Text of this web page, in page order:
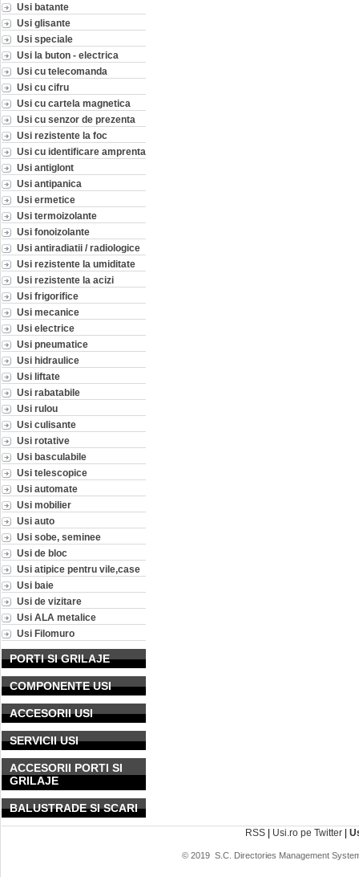
Usi batante
Usi glisante
Usi speciale
Usi la buton - electrica
Usi cu telecomanda
Usi cu cifru
Usi cu cartela magnetica
Usi cu senzor de prezenta
Usi rezistente la foc
Usi cu identificare amprenta
Usi antiglont
Usi antipanica
Usi ermetice
Usi termoizolante
Usi fonoizolante
Usi antiradiatii / radiologice
Usi rezistente la umiditate
Usi rezistente la acizi
Usi frigorifice
Usi mecanice
Usi electrice
Usi pneumatice
Usi hidraulice
Usi liftate
Usi rabatabile
Usi rulou
Usi culisante
Usi rotative
Usi basculabile
Usi telescopice
Usi automate
Usi mobilier
Usi auto
Usi sobe, seminee
Usi de bloc
Usi atipice pentru vile,case
Usi baie
Usi de vizitare
Usi ALA metalice
Usi Filomuro
PORTI SI GRILAJE
COMPONENTE USI
ACCESORII USI
SERVICII USI
ACCESORII PORTI SI
GRILAJE
BALUSTRADE SI SCARI
RSS | Usi.ro pe Twitter |
© 2019 S.C. Directories Management